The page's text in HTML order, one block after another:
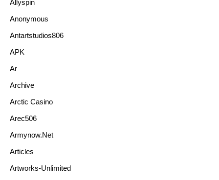
Allyspin
Anonymous
Antartstudios806
APK
Ar
Archive
Arctic Casino
Arec506
Armynow.net
Articles
Artworks-Unlimited